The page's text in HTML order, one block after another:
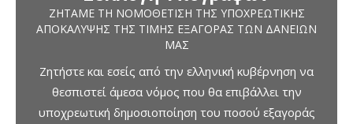
ΖΗΤΆΜΕ ΤΗ ΝΟΜΟΘΈΤΙΣΗ ΤΗΣ ΥΠΟΧΡΕΩΤΙΚΉΣ
ΑΠΟΚΆΛΥΨΗΣ ΤΗΣ ΤΙΜΉΣ ΕΞΑΓΟΡΆΣ ΤΩΝ ΔΑΝΕΊΩΝ
ΜΑΣ
Ζητήστε και εσείς από την ελληνική κυβέρνηση να
θεσπιστεί άμεσα νόμος που θα επιβάλλει την
υποχρεωτική δημοσιοποίηση του ποσού εξαγοράς